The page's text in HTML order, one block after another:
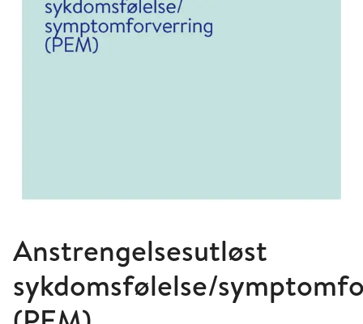
Anstrengelsesutløst
sykdomsfølelse/